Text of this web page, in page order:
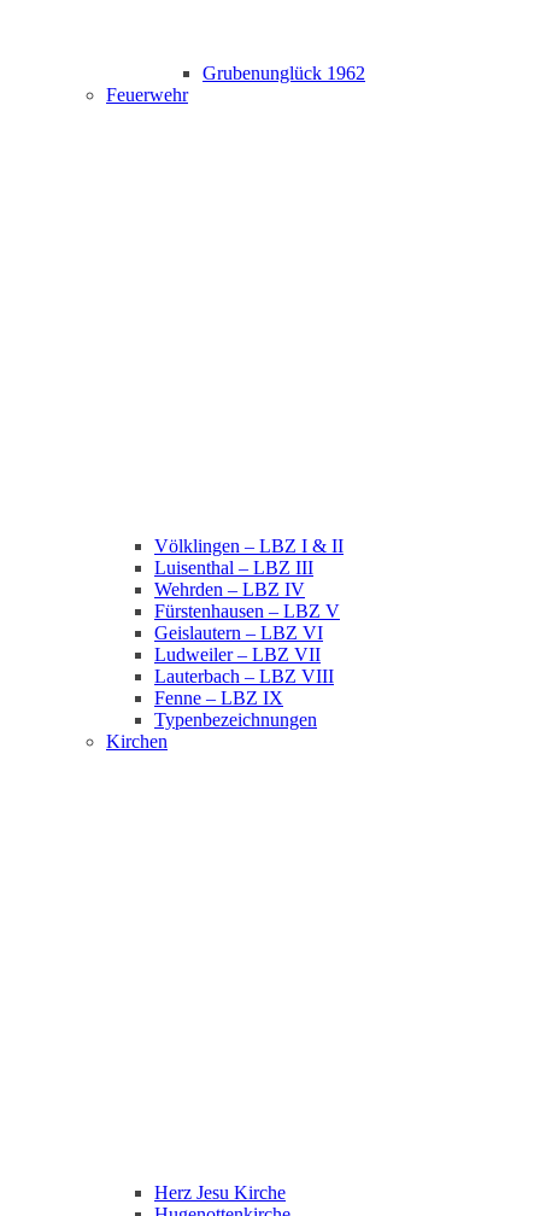
Grubenunglück 1962
Feuerwehr
Völklingen – LBZ I & II
Luisenthal – LBZ III
Wehrden – LBZ IV
Fürstenhausen – LBZ V
Geislautern – LBZ VI
Ludweiler – LBZ VII
Lauterbach – LBZ VIII
Fenne – LBZ IX
Typenbezeichnungen
Kirchen
Herz Jesu Kirche